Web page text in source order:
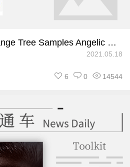
「点缀」天使钟铃Orange Tree Samples Angelic Chimes
2021.05.18
14544
0
6